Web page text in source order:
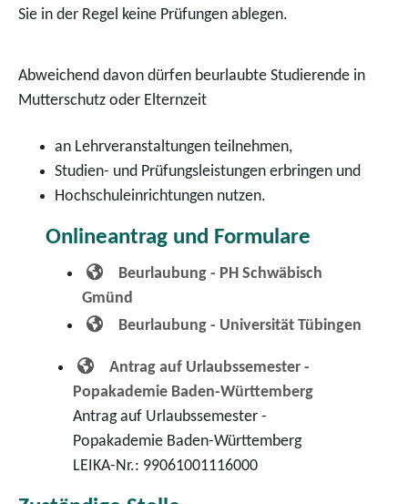
Sie in der Regel keine Prüfungen ablegen.
Abweichend davon dürfen beurlaubte Studierende in
Mutterschutz oder Elternzeit
an Lehrveranstaltungen teilnehmen,
Studien- und Prüfungsleistungen erbringen und
Hochschuleinrichtungen nutzen.
Onlineantrag und Formulare
Beurlaubung - PH Schwäbisch
Gmünd
Beurlaubung - Universität Tübingen
Antrag auf Urlaubssemester -
Popakademie Baden-Württemberg
Antrag auf Urlaubssemester -
Popakademie Baden-Württemberg
LEIKA-Nr.: 99061001116000